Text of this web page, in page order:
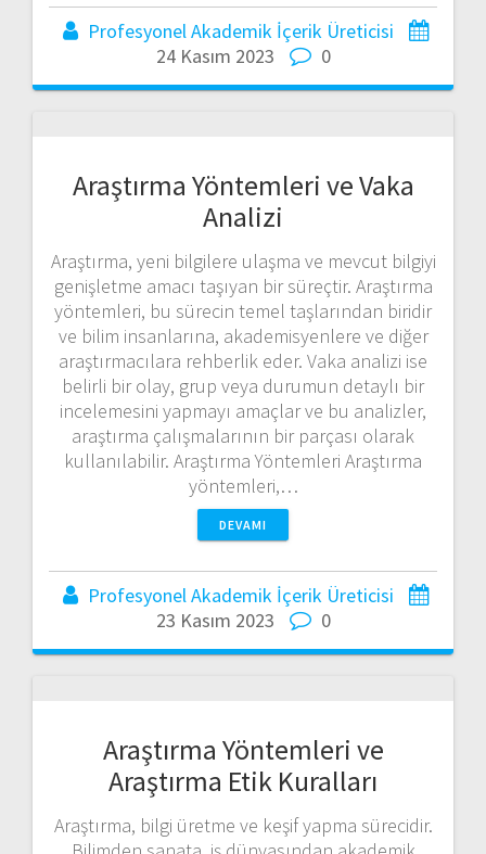
Profesyonel Akademik İçerik Üreticisi
24 Kasım 2023
0
Araştırma Yöntemleri ve Vaka
Analizi
Araştırma, yeni bilgilere ulaşma ve mevcut bilgiyi
genişletme amacı taşıyan bir süreçtir. Araştırma
yöntemleri, bu sürecin temel taşlarından biridir
ve bilim insanlarına, akademisyenlere ve diğer
araştırmacılara rehberlik eder. Vaka analizi ise
belirli bir olay, grup veya durumun detaylı bir
incelemesini yapmayı amaçlar ve bu analizler,
araştırma çalışmalarının bir parçası olarak
kullanılabilir. Araştırma Yöntemleri Araştırma
yöntemleri,…
DEVAMI
Profesyonel Akademik İçerik Üreticisi
23 Kasım 2023
0
Araştırma Yöntemleri ve
Araştırma Etik Kuralları
Araştırma, bilgi üretme ve keşif yapma sürecidir.